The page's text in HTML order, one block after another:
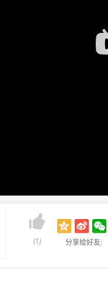

(1) 分享给好友: